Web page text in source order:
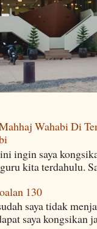
Wahabi Di
ingin saya
kita terdahulu.
130
saya tidak
saya kongsikan